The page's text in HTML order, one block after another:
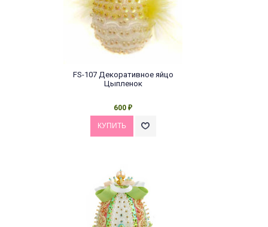
FS-107 Декоративное яйцо
Цыпленок
600 ₽